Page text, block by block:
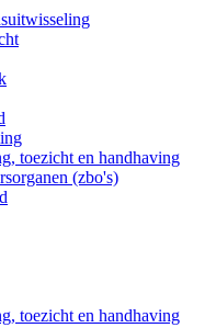
toezicht en handhaving
(zbo's)
toezicht en handhaving